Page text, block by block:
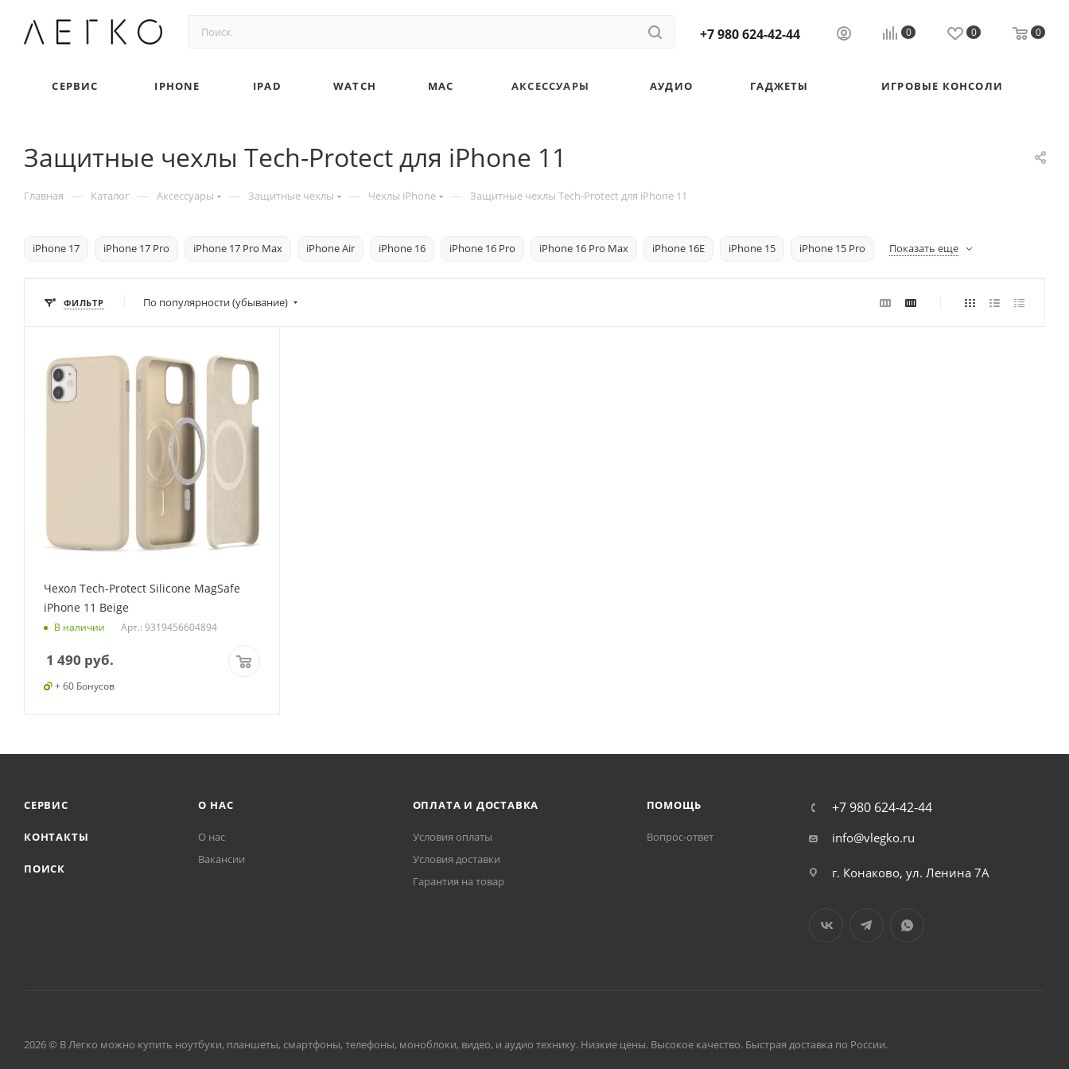
+7 980 624-42-44 0 0 0
СЕРВИС IPHONE IPAD WATCH MAC АКСЕССУАРЫ АУДИО ГАДЖЕТЫ ИГРОВЫЕ КОНСОЛИ
Защитные чехлы Tech-Protect для iPhone 11
Главная — Каталог — Аксессуары — Защитные чехлы — Чехлы iPhone — Защитные чехлы Tech-Protect для iPhone 11
iPhone 17 iPhone 17 Pro iPhone 17 Pro Max iPhone Air iPhone 16 iPhone 16 Pro iPhone 16 Pro Max iPhone 16E iPhone 15 iPhone 15 Pro Показать еще
ФИЛЬТР По популярности (убывание)
Чехол Tech-Protect Silicone MagSafe
iPhone 11 Beige
В наличии Арт.: 9319456604894
1 490 руб.
+ 60 Бонусов
СЕРВИС
КОНТАКТЫ
ПОИСК
О НАС
О нас
Вакансии
ОПЛАТА И ДОСТАВКА
Условия оплаты
Условия доставки
Гарантия на товар
ПОМОЩЬ
Вопрос-ответ
+7 980 624-42-44
info@vlegko.ru
г. Конаково, ул. Ленина 7А
2026 © В Легко можно купить ноутбуки, планшеты, смартфоны, телефоны, моноблоки, видео, и аудио технику. Низкие цены. Высокое качество. Быстрая доставка по России.